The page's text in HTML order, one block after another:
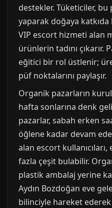
destekler. Tüketiciler, bu
yaparak doğaya
VIP escort hizmeti alan
ürünlerin tadını çıkarır.
eğitici bir rol üstlenir;
püf noktalarını paylaşır.
Organik pazarların
hafta sonlarına denk
pazarlar, sabah erken
öğlene kadar devam
alan escort
fazla çeşit bulabilir.
plastik ambalaj yerine
Aydın Bozdoğan eve
bilinciyle hareket